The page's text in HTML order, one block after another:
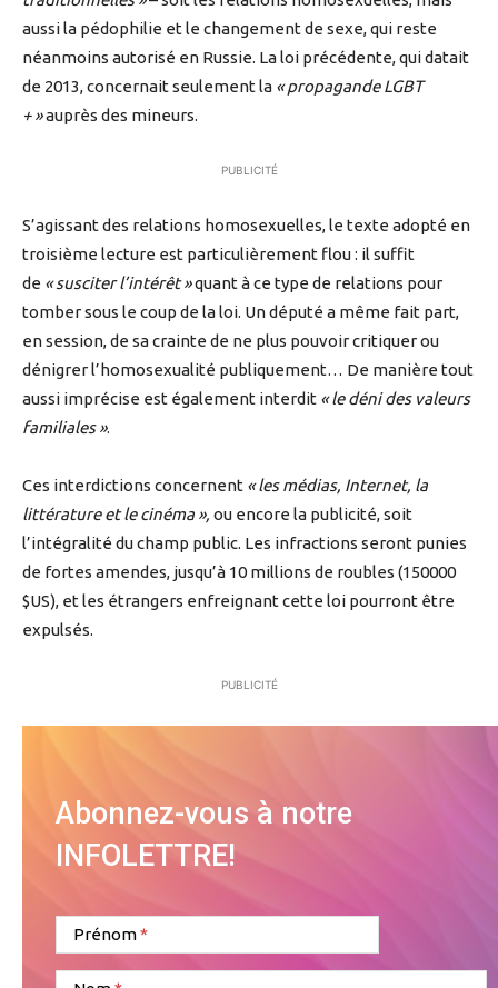
aussi la pédophilie et le changement de sexe, qui reste
néanmoins autorisé en Russie. La loi précédente, qui datait
de 2013, concernait seulement la « propagande LGBT
+ »auprès des mineurs.
PUBLICITÉ
S’agissant des relations homosexuelles, le texte adopté en
troisième lecture est particulièrement flou : il suffit
de « susciter l’intérêt »quant à ce type de relations pour
tomber sous le coup de la loi. Un député a même fait part,
en session, de sa crainte de ne plus pouvoir critiquer ou
dénigrer l’homosexualité publiquement… De manière tout
aussi imprécise est également interdit « le déni des valeurs
familiales ».
Ces interdictions concernent « les médias, Internet, la
littérature et le cinéma », ou encore la publicité, soit
l’intégralité du champ public. Les infractions seront punies
de fortes amendes, jusqu’à 10 millions de roubles (150000
$US), et les étrangers enfreignant cette loi pourront être
expulsés.
PUBLICITÉ
Abonnez-vous à notre
INFOLETTRE!
Prénom